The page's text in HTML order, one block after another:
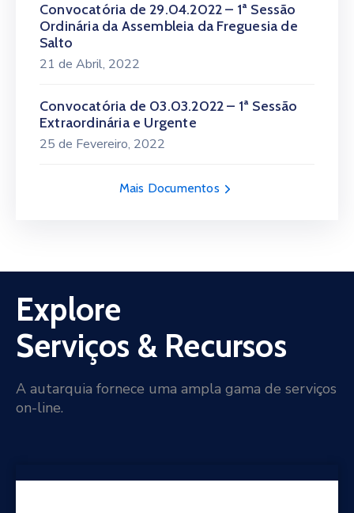
Convocatória de 29.04.2022 – 1ª Sessão
Ordinária da Assembleia da Freguesia de
Salto
21 de Abril, 2022
Convocatória de 03.03.2022 – 1ª Sessão
Extraordinária e Urgente
25 de Fevereiro, 2022
Mais Documentos
Explore
Serviços & Recursos
A autarquia fornece uma ampla gama de serviços
on-line.